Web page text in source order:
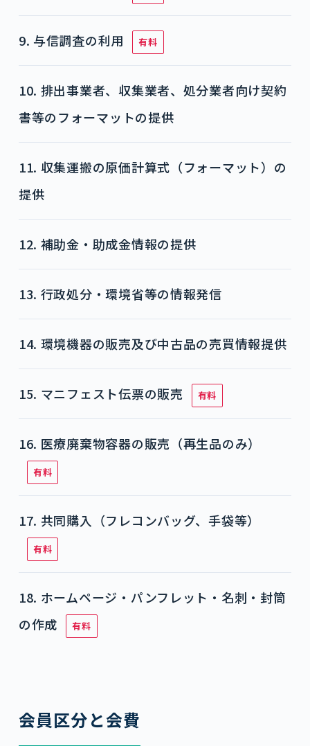
9. 与信調査の利用 有料
10. 排出事業者、収集業者、処分業者向け契約
書等のフォーマットの提供
11. 収集運搬の原価計算式（フォーマット）の
提供
12. 補助金・助成金情報の提供
13. 行政処分・環境省等の情報発信
14. 環境機器の販売及び中古品の売買情報提供
15. マニフェスト伝票の販売 有料
16. 医療廃棄物容器の販売（再生品のみ）
有料
17. 共同購入（フレコンバッグ、手袋等）
有料
18. ホームページ・パンフレット・名刺・封筒
の作成
有料
会員区分と会費